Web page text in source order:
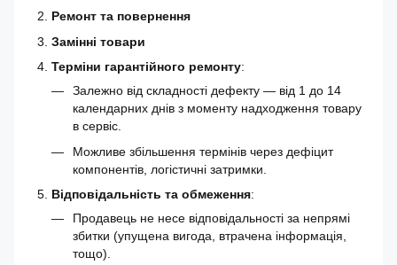
Ремонт та повернення
Замінні товари
Терміни гарантійного ремонту:
Залежно від складності дефекту — від 1 до 14
календарних днів з моменту надходження товару
в сервіс.
Можливе збільшення термінів через дефіцит
компонентів, логістичні затримки.
Відповідальність та обмеження:
Продавець не несе відповідальності за непрямі
збитки (упущена вигода, втрачена інформація,
тощо).